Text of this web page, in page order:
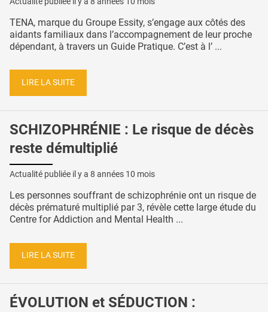
TENA, marque du Groupe Essity, s’engage aux côtés des
aidants familiaux dans l’accompagnement de leur proche
dépendant, à travers un Guide Pratique. C’est à l’ ...
LIRE LA SUITE
SCHIZOPHRÉNIE : Le risque de décès
reste démultiplié
Actualité publiée il y a 8 années 10 mois
Les personnes souffrant de schizophrénie ont un risque de
décès prématuré multiplié par 3, révèle cette large étude du
Centre for Addiction and Mental Health ...
LIRE LA SUITE
ÉVOLUTION et SÉDUCTION :